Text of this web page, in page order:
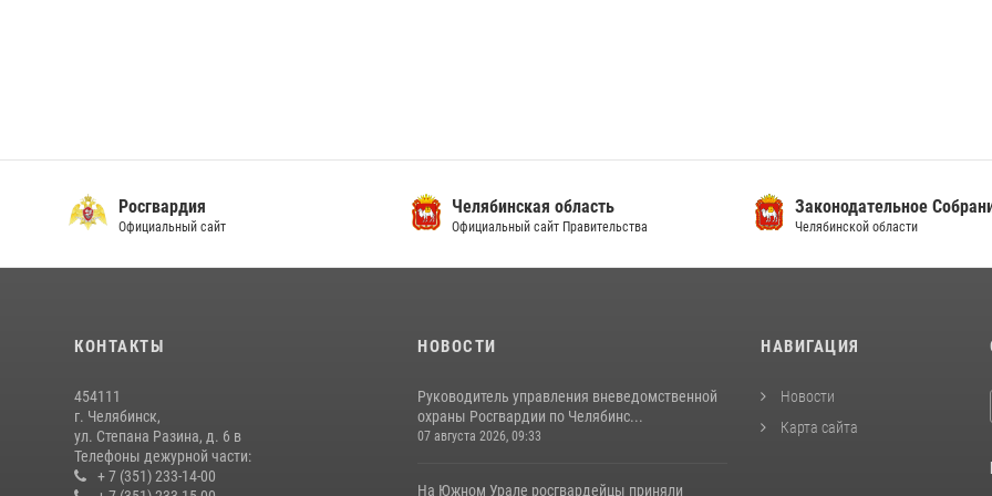
Росгвардия
Официальный сайт
Челябинская область
Официальный сайт Правительства
Законодательное
Челябинской области
КОНТАКТЫ
454111
г. Челябинск,
ул. Степана Разина, д. 6 в
Телефоны дежурной части:
+ 7 (351) 233-14-00
НОВОСТИ
Руководитель управления вневедомственной
охраны Росгвардии по Челябинс...
07 августа 2026, 09:33
На Южном Урале росгвардейцы приняли
НАВИГАЦИЯ
Новости
Карта сайта